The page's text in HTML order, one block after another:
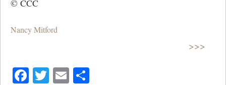
© CCC
Nancy Mitford
>>>
Facebook
Twitter
Email